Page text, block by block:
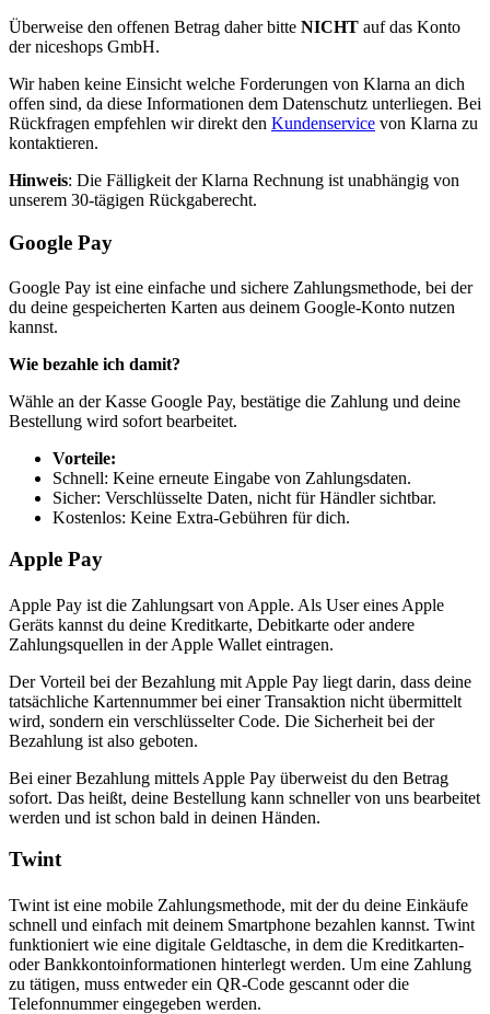
Überweise den offenen Betrag daher bitte NICHT auf das Konto
der niceshops GmbH.
Wir haben keine Einsicht welche Forderungen von Klarna an dich
offen sind, da diese Informationen dem Datenschutz unterliegen. Bei
Rückfragen empfehlen wir direkt den Kundenservice von Klarna zu
kontaktieren.
Hinweis: Die Fälligkeit der Klarna Rechnung ist unabhängig von
unserem 30-tägigen Rückgaberecht.
Google Pay
Google Pay ist eine einfache und sichere Zahlungsmethode, bei der
du deine gespeicherten Karten aus deinem Google-Konto nutzen
kannst.
Wie bezahle ich damit?
Wähle an der Kasse Google Pay, bestätige die Zahlung und deine
Bestellung wird sofort bearbeitet.
Vorteile:
Schnell: Keine erneute Eingabe von Zahlungsdaten.
Sicher: Verschlüsselte Daten, nicht für Händler sichtbar.
Kostenlos: Keine Extra-Gebühren für dich.
Apple Pay
Apple Pay ist die Zahlungsart von Apple. Als User eines Apple
Geräts kannst du deine Kreditkarte, Debitkarte oder andere
Zahlungsquellen in der Apple Wallet eintragen.
Der Vorteil bei der Bezahlung mit Apple Pay liegt darin, dass deine
tatsächliche Kartennummer bei einer Transaktion nicht übermittelt
wird, sondern ein verschlüsselter Code. Die Sicherheit bei der
Bezahlung ist also geboten.
Bei einer Bezahlung mittels Apple Pay überweist du den Betrag
sofort. Das heißt, deine Bestellung kann schneller von uns bearbeitet
werden und ist schon bald in deinen Händen.
Twint
Twint ist eine mobile Zahlungsmethode, mit der du deine Einkäufe
schnell und einfach mit deinem Smartphone bezahlen kannst. Twint
funktioniert wie eine digitale Geldtasche, in dem die Kreditkarten-
oder Bankkontoinformationen hinterlegt werden. Um eine Zahlung
zu tätigen, muss entweder ein QR-Code gescannt oder die
Telefonnummer eingegeben werden.